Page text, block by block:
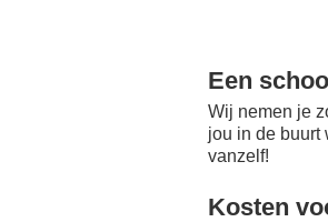
Een
Wij nemen je
jou in de buurt
vanzelf!
Kosten